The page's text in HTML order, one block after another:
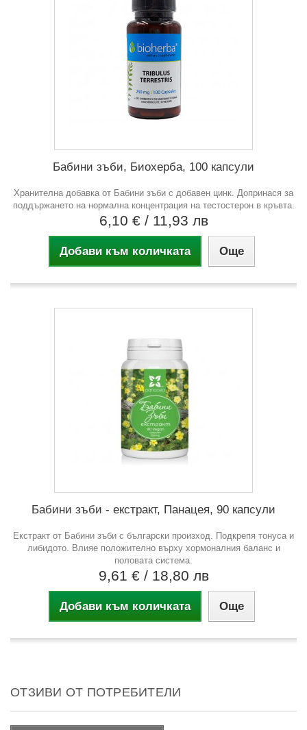
Бабини зъби, Биохерба, 100 капсули
Хранителна добавка от Бабини зъби с добавен цинк. Допринася за
поддържането на нормална концентрация на тестостерон в кръвта.
6,10 € / 11,93 лв
Добави към количката Още
Бабини зъби - екстракт, Панацея, 90 капсули
Екстракт от Бабини зъби с български произход. Подкрепя тонуса и
либидото. Влияе положително върху хормоналния баланс и
половата система.
9,61 € / 18,80 лв
Добави към количката Още
ОТЗИВИ ОТ ПОТРЕБИТЕЛИ